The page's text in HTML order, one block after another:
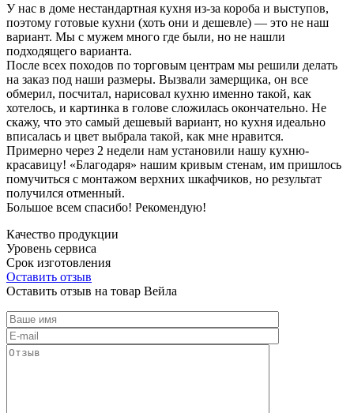
У нас в доме нестандартная кухня из-за короба и выступов,
поэтому готовые кухни (хоть они и дешевле) — это не наш
вариант. Мы с мужем много где были, но не нашли
подходящего варианта.
После всех походов по торговым центрам мы решили делать
на заказ под наши размеры. Вызвали замерщика, он все
обмерил, посчитал, нарисовал кухню именно такой, как
хотелось, и картинка в голове сложилась окончательно. Не
скажу, что это самый дешевый вариант, но кухня идеально
вписалась и цвет выбрала такой, как мне нравится.
Примерно через 2 недели нам установили нашу кухню-
красавицу! «Благодаря» нашим кривым стенам, им пришлось
помучиться с монтажом верхних шкафчиков, но результат
получился отменный.
Большое всем спасибо! Рекомендую!
Качество продукции
Уровень сервиса
Срок изготовления
Оставить отзыв
Оставить отзыв на товар Вейла